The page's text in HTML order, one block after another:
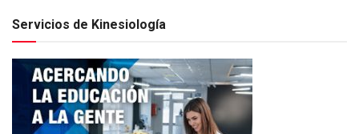
Servicios de Kinesiología